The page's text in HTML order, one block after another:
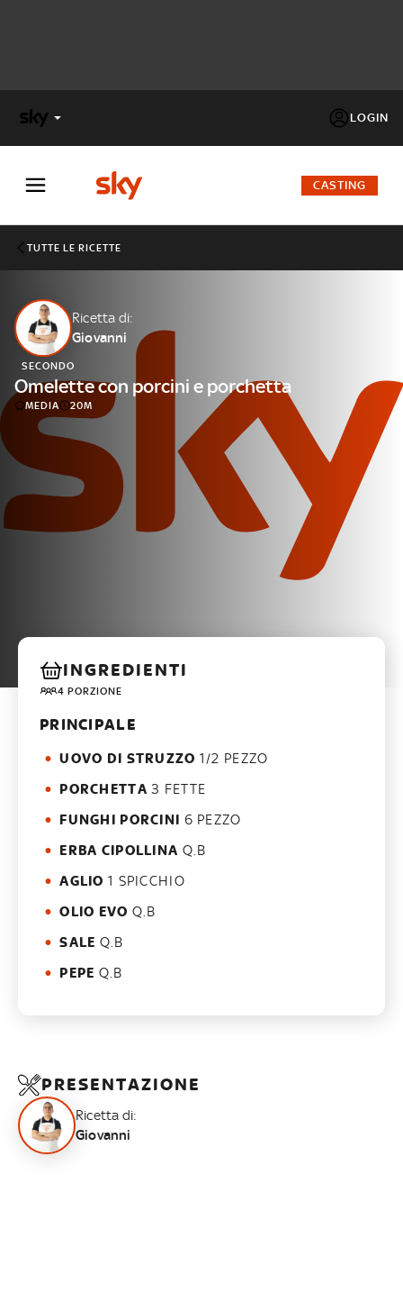
LOGIN
FACTOR
Cos’altro vedere:
PROGRAMMI SKY
Un mondo di offerte:
SKY.IT
NOW
CASTING
TUTTE LE RICETTE
Ricetta di:
Giovanni
SECONDO
Omelette con porcini e porchetta
MEDIA 20M
INGREDIENTI
4 PORZIONE
PRINCIPALE
UOVO DI STRUZZO 1/2 PEZZO
PORCHETTA 3 FETTE
FUNGHI PORCINI 6 PEZZO
ERBA CIPOLLINA Q.B
AGLIO 1 SPICCHIO
OLIO EVO Q.B
SALE Q.B
PEPE Q.B
PRESENTAZIONE
Ricetta di:
Giovanni